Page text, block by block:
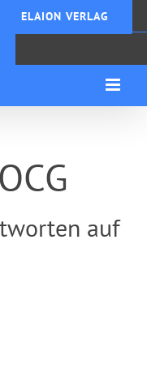
ELAION VERLAG
auf